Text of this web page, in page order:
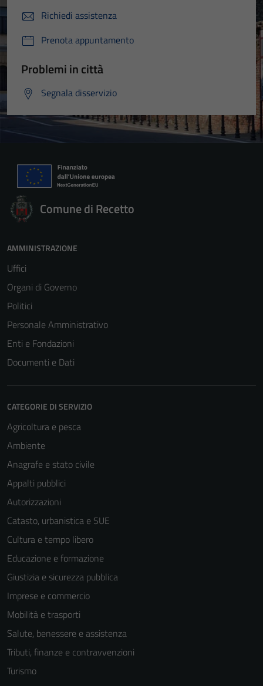
Richiedi assistenza
Prenota appuntamento
Problemi in città
Segnala disservizio
Comune di Recetto
AMMINISTRAZIONE
Uffici
Organi di Governo
Politici
Personale Amministrativo
Enti e Fondazioni
Documenti e Dati
CATEGORIE DI SERVIZIO
Agricoltura e pesca
Ambiente
Anagrafe e stato civile
Appalti pubblici
Autorizzazioni
Catasto, urbanistica e SUE
Cultura e tempo libero
Educazione e formazione
Giustizia e sicurezza pubblica
Imprese e commercio
Mobilità e trasporti
Salute, benessere e assistenza
Tributi, finanze e contravvenzioni
Turismo